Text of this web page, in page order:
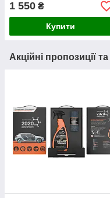
1 550 ₴
Купити
Акційні пропозиції